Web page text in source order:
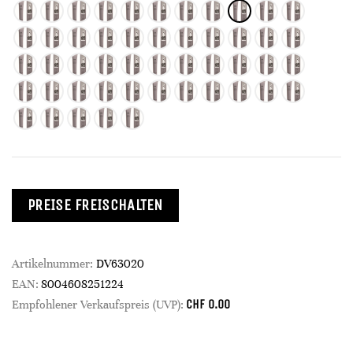
PREISE FREISCHALTEN
Artikelnummer: DV63020
EAN: 8004608251224
Empfohlener Verkaufspreis (UVP): CHF 0.00